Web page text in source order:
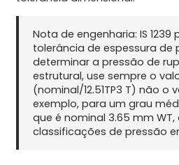
Nota de engenharia: IS 1239
tolerância de espessura de
determinar a pressão de
estrutural, use sempre o
(nominal/12.51TP3 T) não o
exemplo, para um grau
que é nominal 3.65 mm
classificações de pressão